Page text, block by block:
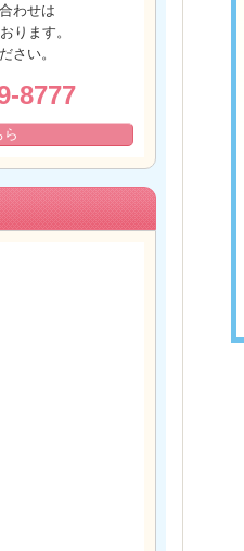
わせは
ります。
さい。
8777
ら